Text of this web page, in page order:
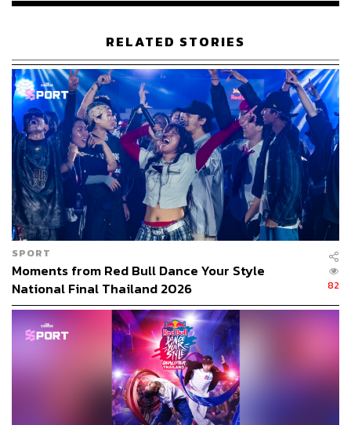
RELATED STORIES
SPORT
Moments from Red Bull Dance Your Style
National Final Thailand 2026
82